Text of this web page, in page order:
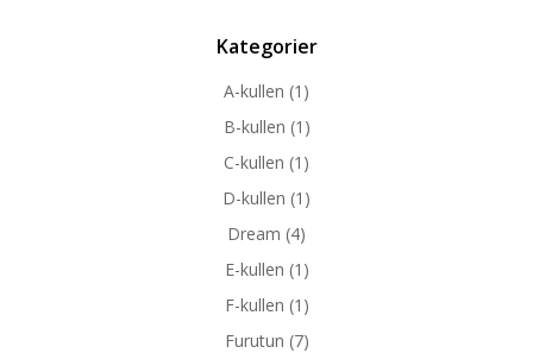
Kategorier
A-kullen (1)
B-kullen (1)
C-kullen (1)
D-kullen (1)
Dream (4)
E-kullen (1)
F-kullen (1)
Furutun (7)